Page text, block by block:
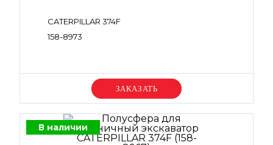
CATERPILLAR 374F
158-8973
Уточняйте цену
В наличии